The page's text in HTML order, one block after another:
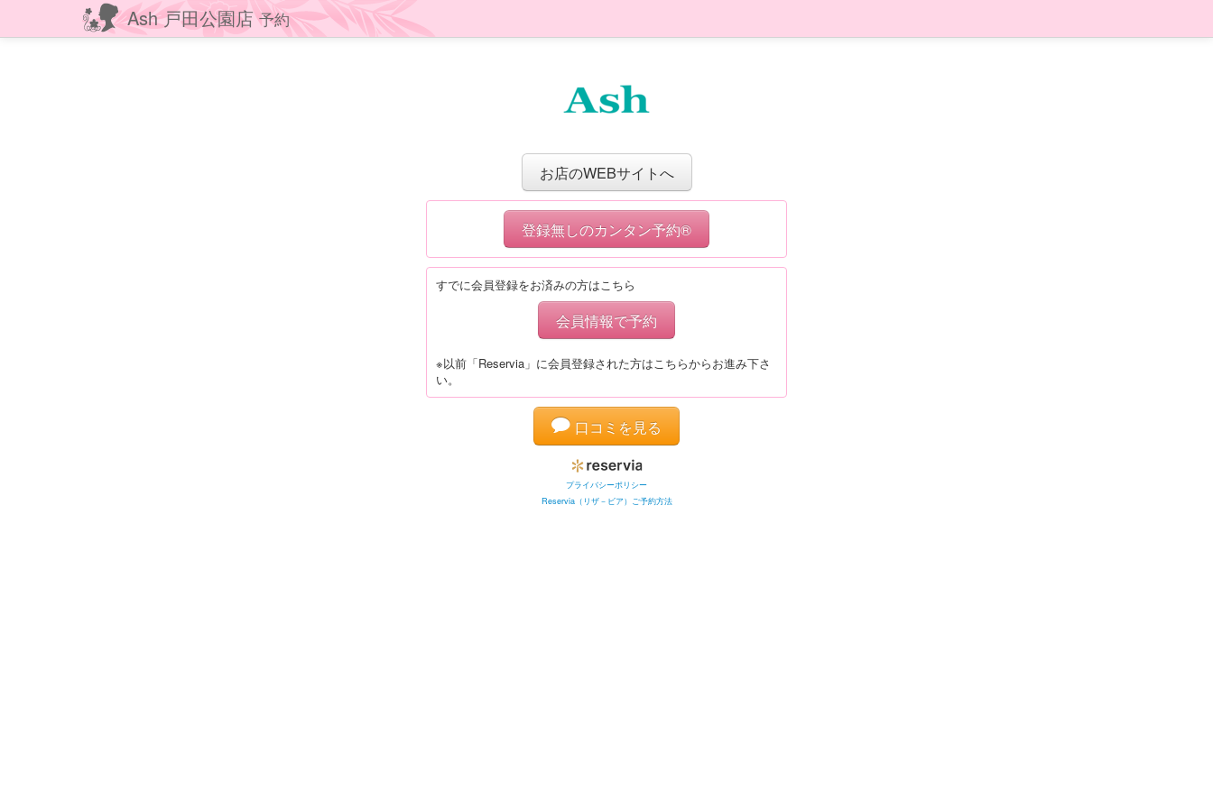
Ash 戸田公園店予約
お店のWEBサイトへ
登録無しのカンタン予約®
すでに会員登録をお済みの方はこちら
会員情報で予約
※以前「Reservia」に会員登録された方はこちらからお進み下さ
い。
口コミを見る
プライバシーポリシー
Reservia（リザ－ビア）ご予約方法